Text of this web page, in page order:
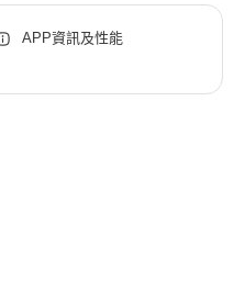
APP資訊及性能